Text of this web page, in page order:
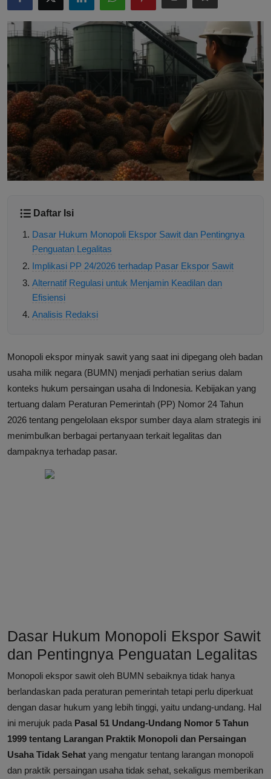
Daftar Isi
Dasar Hukum Monopoli Ekspor Sawit dan Pentingnya
Penguatan Legalitas
Implikasi PP 24/2026 terhadap Pasar Ekspor Sawit
Alternatif Regulasi untuk Menjamin Keadilan dan
Efisiensi
Analisis Redaksi
Monopoli ekspor minyak sawit yang saat ini dipegang oleh badan
usaha milik negara (BUMN) menjadi perhatian serius dalam
konteks hukum persaingan usaha di Indonesia. Kebijakan yang
tertuang dalam Peraturan Pemerintah (PP) Nomor 24 Tahun
2026 tentang pengelolaan ekspor sumber daya alam strategis ini
menimbulkan berbagai pertanyaan terkait legalitas dan
dampaknya terhadap pasar.
Dasar Hukum Monopoli Ekspor Sawit
dan Pentingnya Penguatan Legalitas
Monopoli ekspor sawit oleh BUMN sebaiknya tidak hanya
berlandaskan pada peraturan pemerintah tetapi perlu diperkuat
dengan dasar hukum yang lebih tinggi, yaitu undang-undang. Hal
ini merujuk pada Pasal 51 Undang-Undang Nomor 5 Tahun
1999 tentang Larangan Praktik Monopoli dan Persaingan
Usaha Tidak Sehat yang mengatur tentang larangan monopoli
dan praktik persaingan usaha tidak sehat, sekaligus memberikan